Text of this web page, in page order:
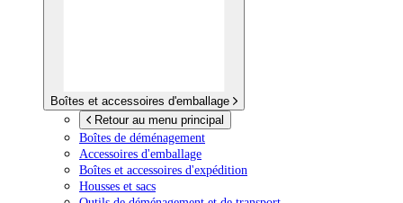
Boîtes et accessoires d'emballage
Retour au menu principal
Boîtes de déménagement
Accessoires d'emballage
Boîtes et accessoires d'expédition
Housses et sacs